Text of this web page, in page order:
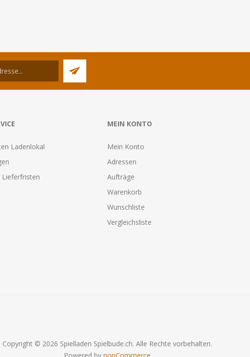
Ladenlokal
Lieferfristen
MEIN KONTO
Mein Konto
Adressen
Aufträge
Warenkorb
Wunschliste
Vergleichsliste
Copyright © 2026 Spielladen Spielbude.ch. Alle Rechte vorbehalten.